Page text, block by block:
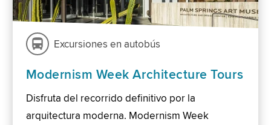
Excursiones en autobús
Modernism Week Architecture Tours
Disfruta del recorrido definitivo por la
arquitectura moderna. Modernism Week